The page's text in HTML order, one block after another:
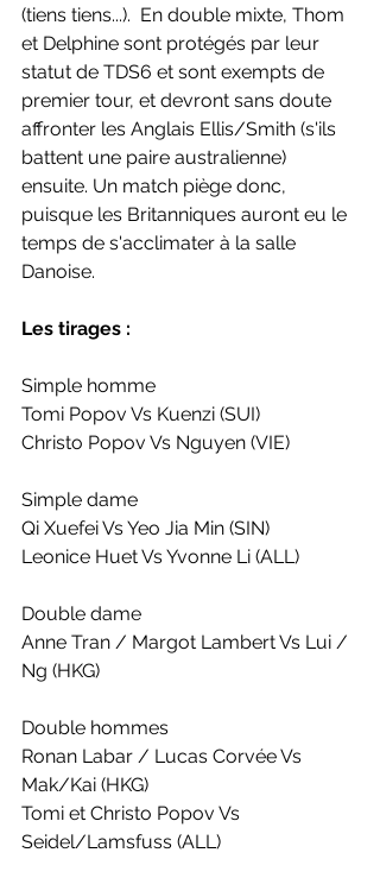
(tiens tiens...).  En double mixte, Thom
et Delphine sont protégés par leur
statut de TDS6 et sont exempts de
premier tour, et devront sans doute
affronter les Anglais Ellis/Smith (s'ils
battent une paire australienne)
ensuite. Un match piège donc,
puisque les Britanniques auront eu le
temps de s'acclimater à la salle
Danoise.
Les tirages :
Simple homme
Tomi Popov Vs Kuenzi (SUI)
Christo Popov Vs Nguyen (VIE)
Simple dame
Qi Xuefei Vs Yeo Jia Min (SIN)
Leonice Huet Vs Yvonne Li (ALL)
Double dame
Anne Tran / Margot Lambert Vs Lui /
Ng (HKG)
Double hommes
Ronan Labar / Lucas Corvée Vs
Mak/Kai (HKG)
Tomi et Christo Popov Vs
Seidel/Lamsfuss (ALL)